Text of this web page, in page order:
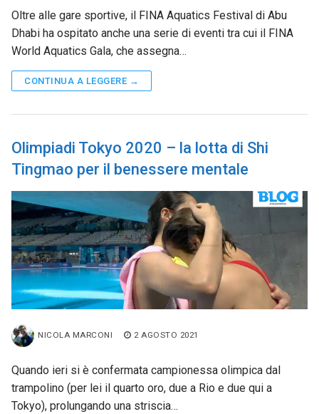
Oltre alle gare sportive, il FINA Aquatics Festival di Abu
Dhabi ha ospitato anche una serie di eventi tra cui il FINA
World Aquatics Gala, che assegna…
CONTINUA A LEGGERE →
Olimpiadi Tokyo 2020 – la lotta di Shi
Tingmao per il benessere mentale
NICOLA MARCONI 2 AGOSTO 2021
Quando ieri si è confermata campionessa olimpica dal
trampolino (per lei il quarto oro, due a Rio e due qui a
Tokyo), prolungando una striscia…